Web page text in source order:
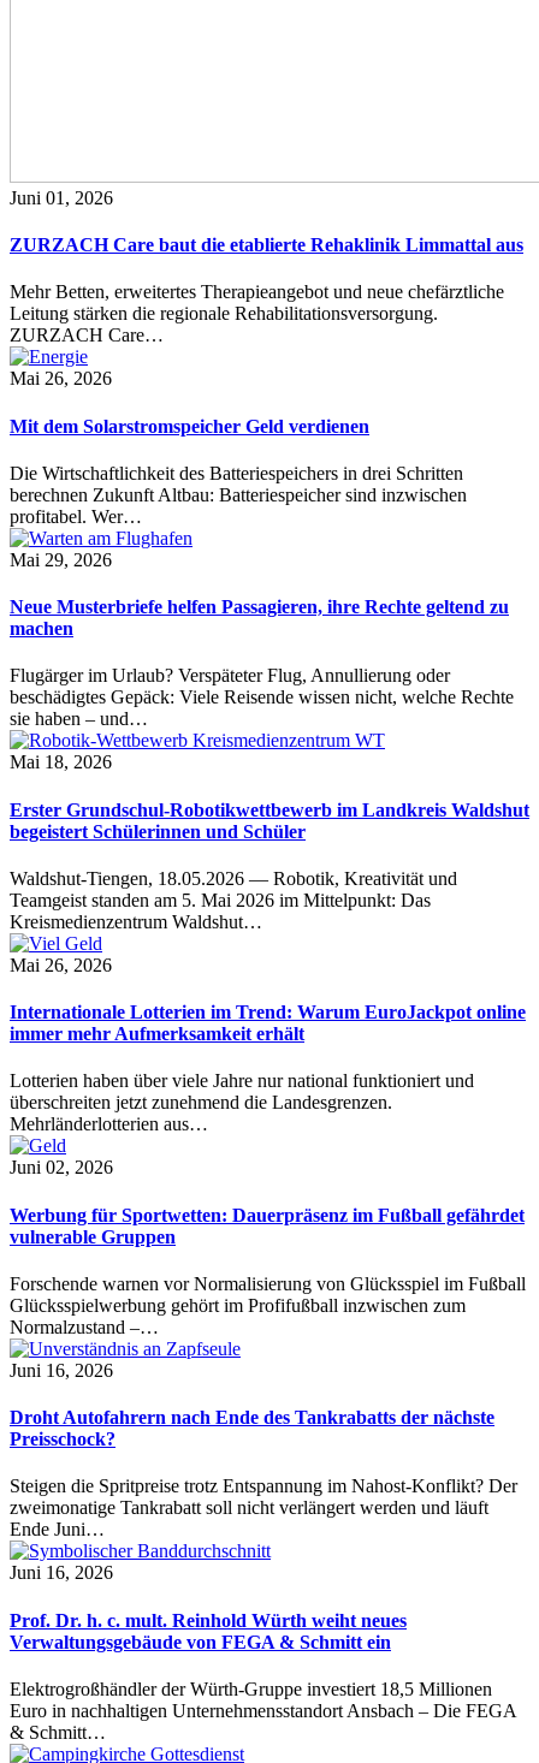
Juni 01, 2026
ZURZACH Care baut die etablierte Rehaklinik Limmattal aus
Mehr Betten, erweitertes Therapieangebot und neue chefärztliche
Leitung stärken die regionale Rehabilitationsversorgung.
ZURZACH Care…
Mai 26, 2026
Mit dem Solarstromspeicher Geld verdienen
Die Wirtschaftlichkeit des Batteriespeichers in drei Schritten
berechnen Zukunft Altbau: Batteriespeicher sind inzwischen
profitabel. Wer…
Mai 29, 2026
Neue Musterbriefe helfen Passagieren, ihre Rechte geltend zu
machen
Flugärger im Urlaub? Verspäteter Flug, Annullierung oder
beschädigtes Gepäck: Viele Reisende wissen nicht, welche Rechte
sie haben – und…
Mai 18, 2026
Erster Grundschul-Robotikwettbewerb im Landkreis Waldshut
begeistert Schülerinnen und Schüler
Waldshut-Tiengen, 18.05.2026 — Robotik, Kreativität und
Teamgeist standen am 5. Mai 2026 im Mittelpunkt: Das
Kreismedienzentrum Waldshut…
Mai 26, 2026
Internationale Lotterien im Trend: Warum EuroJackpot online
immer mehr Aufmerksamkeit erhält
Lotterien haben über viele Jahre nur national funktioniert und
überschreiten jetzt zunehmend die Landesgrenzen.
Mehrländerlotterien aus…
Juni 02, 2026
Werbung für Sportwetten: Dauerpräsenz im Fußball gefährdet
vulnerable Gruppen
Forschende warnen vor Normalisierung von Glücksspiel im Fußball
Glücksspielwerbung gehört im Profifußball inzwischen zum
Normalzustand –…
Juni 16, 2026
Droht Autofahrern nach Ende des Tankrabatts der nächste
Preisschock?
Steigen die Spritpreise trotz Entspannung im Nahost-Konflikt? Der
zweimonatige Tankrabatt soll nicht verlängert werden und läuft
Ende Juni…
Juni 16, 2026
Prof. Dr. h. c. mult. Reinhold Würth weiht neues
Verwaltungsgebäude von FEGA & Schmitt ein
Elektrogroßhändler der Würth-Gruppe investiert 18,5 Millionen
Euro in nachhaltigen Unternehmensstandort Ansbach – Die FEGA
& Schmitt…